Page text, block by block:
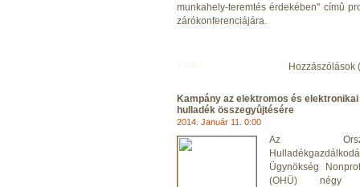
munkahely-teremtés érdekében" címû
zárókonferenciájára.
Hozzászólások
Kampány az elektromos és elektronikai
hulladék összegyûjtésére
2014. Január 11. 0:00
Az
Ügynökség
(OHÜ) négy